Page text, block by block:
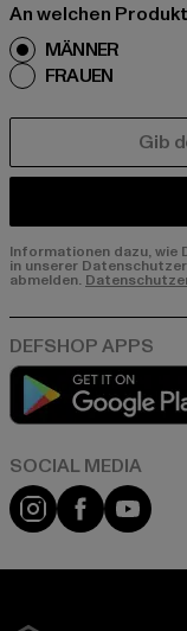
An welchen
MÄNNER
FRAUEN
Informationen dazu, wie
in unserer
abmelden.
Instagram
Facebook